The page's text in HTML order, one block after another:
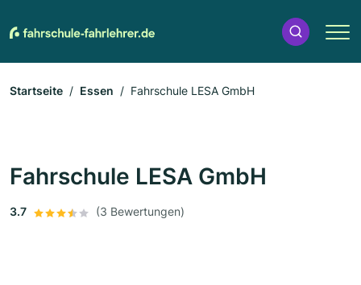
Startseite Essen Fahrschule LESA GmbH
Fahrschule LESA GmbH
3.7 (3 Bewertungen)